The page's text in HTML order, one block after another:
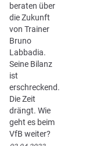
beraten über
die Zukunft
von Trainer
Bruno
Labbadia.
Seine Bilanz
ist
erschreckend.
Die Zeit
drängt. Wie
geht es beim
VfB weiter?